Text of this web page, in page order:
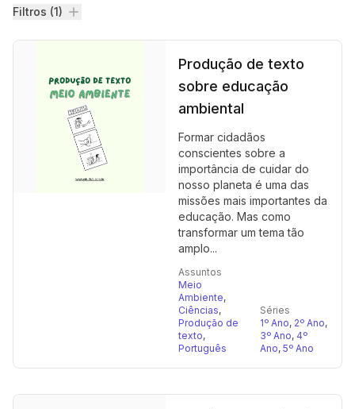
Filtros
Filtros (1)
Produção de texto
sobre educação
ambiental
Formar cidadãos
conscientes sobre a
importância de cuidar do
nosso planeta é uma das
missões mais importantes da
educação. Mas como
transformar um tema tão
amplo...
Assuntos
Meio
Ambiente,
Ciências,
Produção de
texto,
Português
Séries
1º Ano, 2º Ano,
3º Ano, 4º
Ano, 5º Ano